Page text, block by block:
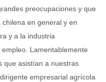
preocupaciones y que
en general y en
y a la industria
Lamentablemente
que asistían a nuestras
empresarial agrícola